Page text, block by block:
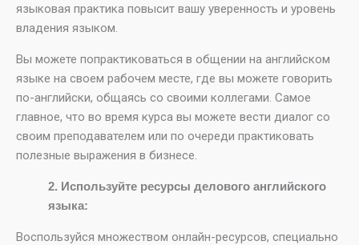
языковая практика повысит вашу уверенность и уровень
владения языком.
Вы можете попрактиковаться в общении на английском
языке на своем рабочем месте, где вы можете говорить
по-английски, общаясь со своими коллегами. Самое
главное, что во время курса вы можете вести диалог со
своим преподавателем или по очереди практиковать
полезные выражения в бизнесе.
2. Используйте ресурсы делового английского
языка:
Воспользуйся множеством онлайн-ресурсов, специально